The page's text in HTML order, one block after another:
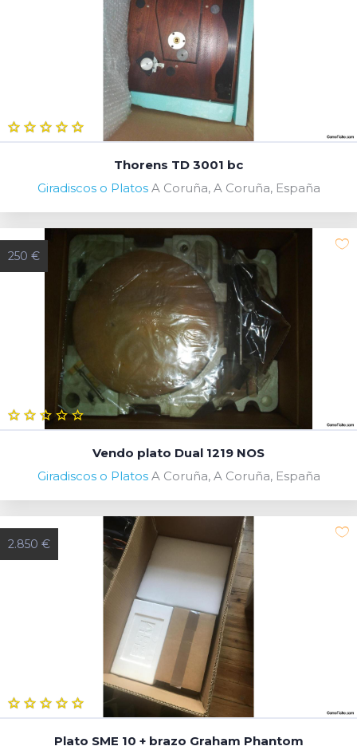
Thorens TD 3001 bc
Giradiscos o Platos A Coruña, A Coruña, España
250 €
Vendo plato Dual 1219 NOS
Giradiscos o Platos A Coruña, A Coruña, España
2.850 €
Plato SME 10 + brazo Graham Phantom